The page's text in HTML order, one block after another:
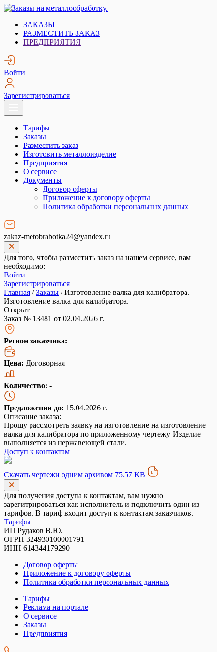
Skip
content
Заказы на металлообработку.
Металлообработка. Открытые заказы на металлообработку.
ЗАКАЗЫ
РАЗМЕСТИТЬ ЗАКАЗ
ПРЕДПРИЯТИЯ
Войти
Зарегистрироваться
Тарифы
Заказы
Разместить заказ
Изготовить металлоизделие
Предприятия
О сервисе
Документы
Договор оферты
Приложение к договору оферты
Политика обработки персональных данных
zakaz-metobrabotka24@yandex.ru
Для того, чтобы разместить заказ на нашем сервисе, вам
необходимо:
Войти
Зарегистрироваться
Главная /Заказы /Изготовление валка для калибратора.
Изготовление валка для калибратора.
Открыт
Заказ № 13481 от 02.04.2026 г.
Регион заказчика: -
Цена: Договорная
Количество: -
Предложения до: 15.04.2026 г.
Описание заказа:
Прошу рассмотреть заявку на изготовление на изготовление
валка для калибратора по приложенному чертежу. Изделие
выполняется из нержавеющей стали.
Доступ к контактам
Скачать чертежи одним архивом 75.57 KB
Для получения доступа к контактам, вам нужно
зарегитрироваться как исполнитель и подключить один из
тарифов. В тариф входит доступ к контактам заказчиков.
Тарифы
ИП Рудаков В.Ю.
ОГРН 324930100001791
ИНН 614344179290
Договор оферты
Приложение к договору оферты
Политика обработки персональных данных
Тарифы
Реклама на портале
О сервисе
Заказы
Предприятия